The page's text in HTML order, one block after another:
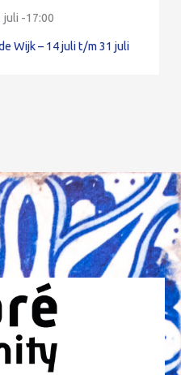
juli -17:00
Wijk – 14 juli t/m 31 juli